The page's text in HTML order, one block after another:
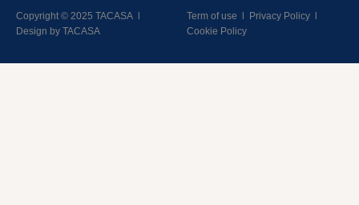
Copyright © 2025 TACASA l
Design by TACASA
Term of use l Privacy Policy l
Cookie Policy